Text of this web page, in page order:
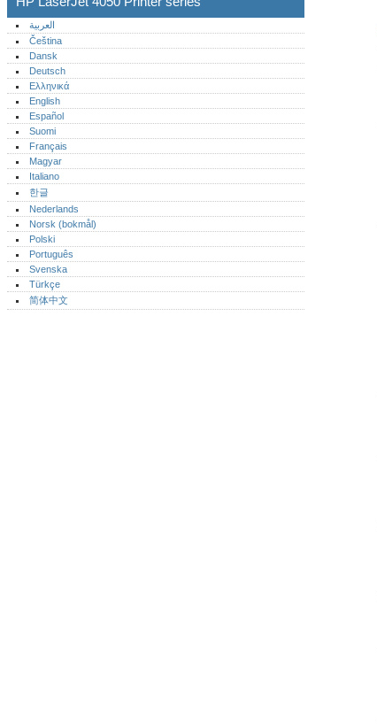
العربية
Čeština
Dansk
Deutsch
Ελληνικά
English
Español
Suomi
Français
Magyar
Italiano
한글
Nederlands
Norsk (bokmål)‎
Polski
Português‎
Svenska
Türkçe
简体中文